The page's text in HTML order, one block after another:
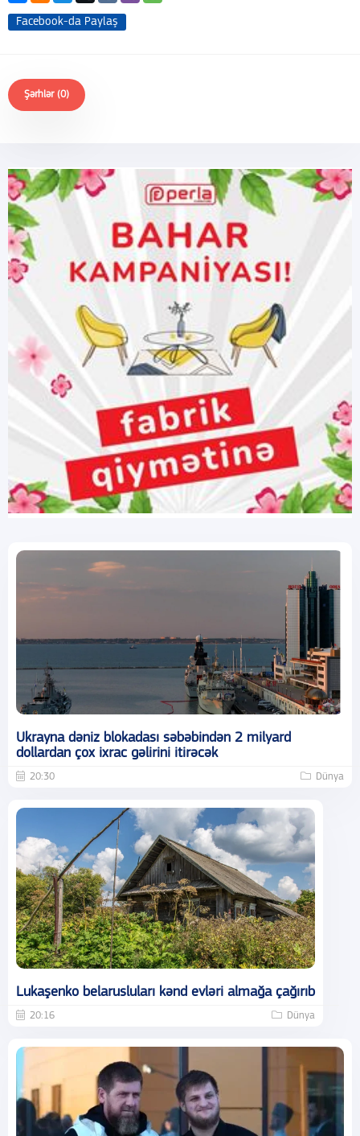
Facebook-da Paylaş
Şərhlər (0)
Ukrayna dəniz blokadası səbəbindən 2 milyard
dollardan çox ixrac gəlirini itirəcək
20:30 Dünya
Lukaşenko belarusluları kənd evləri almağa çağırıb
20:16 Dünya